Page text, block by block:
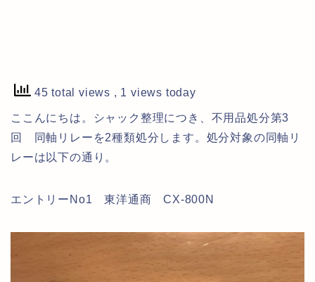
45 total views , 1 views today
ここんにちは。シャック整理につき、不用品処分第3
回 同軸リレーを2種類処分します。処分対象の同軸リ
レーは以下の通り。
エントリーNo1 東洋通商 CX-800N